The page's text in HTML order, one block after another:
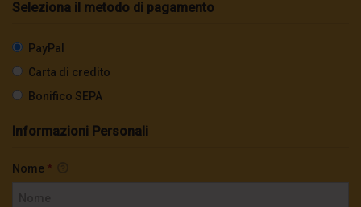
Seleziona il metodo di pagamento
PayPal
Carta di credito
Bonifico SEPA
Informazioni Personali
Nome *